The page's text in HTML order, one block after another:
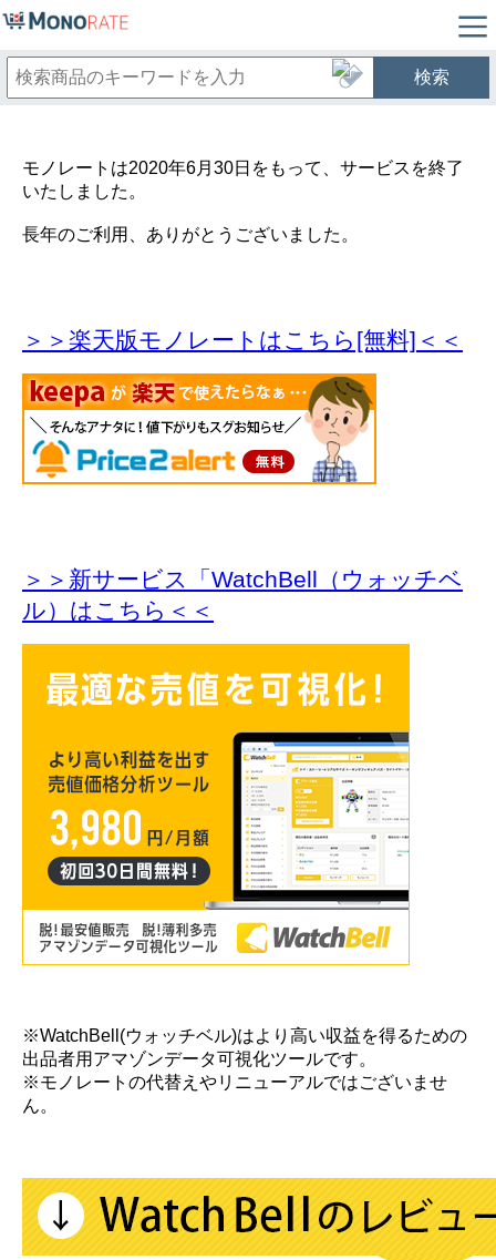
検索
モノレートは2020年6月30日をもって、サービスを終了
いたしました。
長年のご利用、ありがとうございました。
＞＞楽天版モノレートはこちら[無料]＜＜
＞＞新サービス「WatchBell（ウォッチベ
ル）はこちら＜＜
※WatchBell(ウォッチベル)はより高い収益を得るための
出品者用アマゾンデータ可視化ツールです。
※モノレートの代替えやリニューアルではございませ
ん。